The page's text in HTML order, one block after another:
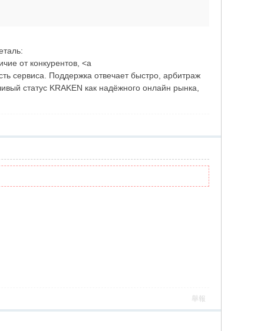
от конкурентов, <a
сервиса. Поддержка отвечает быстро, арбитраж
статус KRAKEN как надёжного онлайн рынка,
舉報